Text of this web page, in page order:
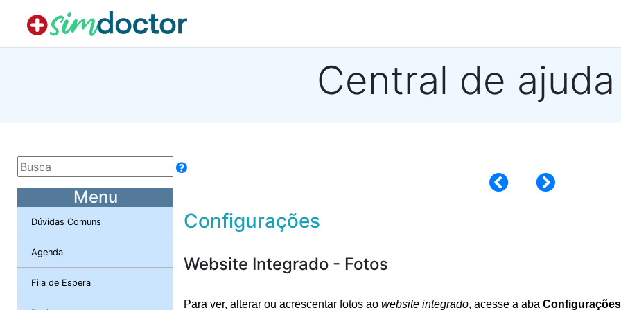
Central de ajuda
Menu
Dúvidas Comuns
Agenda
Fila de Espera
Configurações
Website Integrado - Fotos
Para ver, alterar ou acrescentar fotos ao website integrado, acesse a aba Configurações